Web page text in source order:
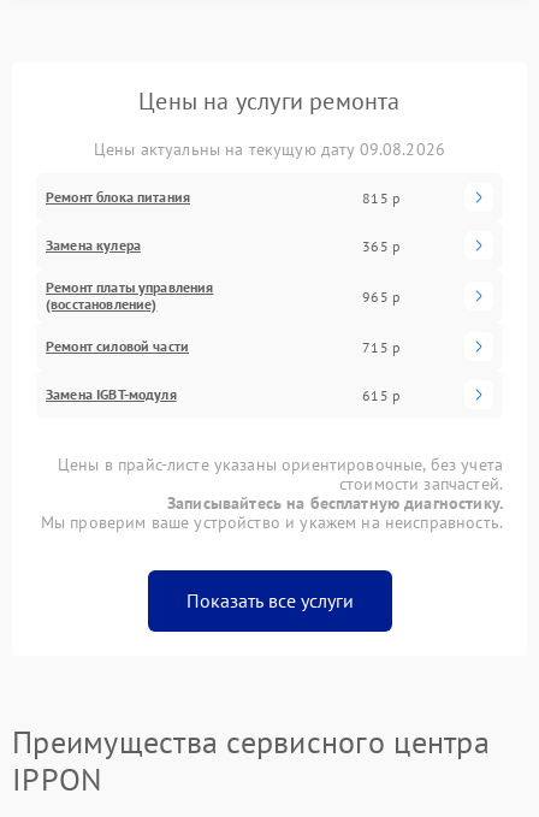
Цены на услуги ремонта
Цены актуальны на текущую дату 09.08.2026
Ремонт блока питания 815 р
Замена кулера 365 р
Ремонт платы управления
(восстановление)
965 р
Ремонт силовой части 715 р
Замена IGBT-модуля 615 р
Цены в прайс-листе указаны ориентировочные, без учета
стоимости запчастей.
Записывайтесь на бесплатную диагностику.
Мы проверим ваше устройство и укажем на неисправность.
Показать все услуги
Преимущества сервисного центра
IPPON